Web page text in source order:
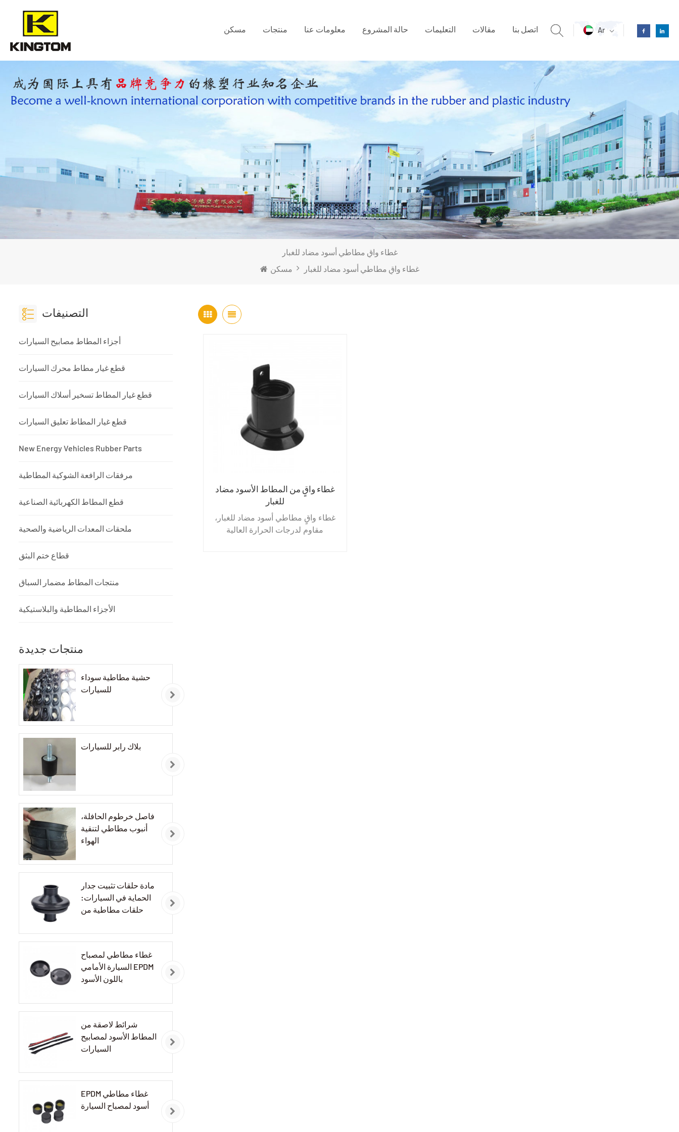
Ar مسكن منتجات معلومات عنا حالة المشروع التعليمات مقالات اتصل بنا
غطاء واقٍ مطاطي أسود مضاد للغبار
مسكن
غطاء واقٍ مطاطي أسود مضاد للغبار
التصنيفات
أجزاء المطاط مصابيح السيارات
قطع غيار مطاط محرك السيارات
قطع غيار المطاط تسخير أسلاك السيارات
قطع غيار المطاط تعليق السيارات
New Energy Vehicles Rubber Parts
مرفقات الرافعة الشوكية المطاطية
قطع المطاط الكهربائية الصناعية
ملحقات المعدات الرياضية والصحية
قطاع ختم البثق
منتجات المطاط مضمار السباق
الأجزاء المطاطية والبلاستيكية
منتجات جديدة
حشية مطاطية سوداء
للسيارات
بلاك رابر للسيارات
فاصل خرطوم الحافلة،
أنبوب مطاطي لتنقية
الهواء
مادة حلقات تثبيت جدار
الحماية في السيارات:
حلقات مطاطية من
غطاء مطاطي لمصباح
السيارة الأمامي EPDM
باللون الأسود
شرائط لاصقة من
المطاط الأسود لمصابيح
السيارات
EPDM غطاء مطاطي
أسود لمصباح السيارة
غطاء واقٍ من المطاط الأسود مضاد
للغبار
غطاء واقٍ مطاطي أسود مضاد للغبار،
مقاوم لدرجات الحرارة العالية